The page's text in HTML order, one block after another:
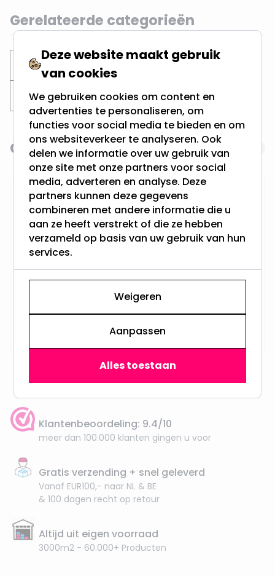
Gerelateerde categorieën
Inbouwspots Dubbele spots
Zwarte inbouwspots
Navigating through the elements of the carousel is
Press to skip carousel
Gerelateerde producten
RTM Lighting LED Dimmer
Maandag verzonden
Klantenbeoordeling: 9.4/10
meer dan 100.000 klanten gingen u voor
Gratis verzending + snel geleverd
Vanaf EUR100,- naar NL & BE
& 100 dagen recht op retour
Altijd uit eigen voorraad
3000m2 - 60.000+ Producten
Deze website maakt gebruik
van cookies
We gebruiken cookies om content en
advertenties te personaliseren, om
functies voor social media te bieden en om
ons websiteverkeer te analyseren. Ook
delen we informatie over uw gebruik van
onze site met onze partners voor social
media, adverteren en analyse. Deze
partners kunnen deze gegevens
combineren met andere informatie die u
aan ze heeft verstrekt of die ze hebben
verzameld op basis van uw gebruik van hun
services.
Weigeren
Aanpassen
Alles toestaan